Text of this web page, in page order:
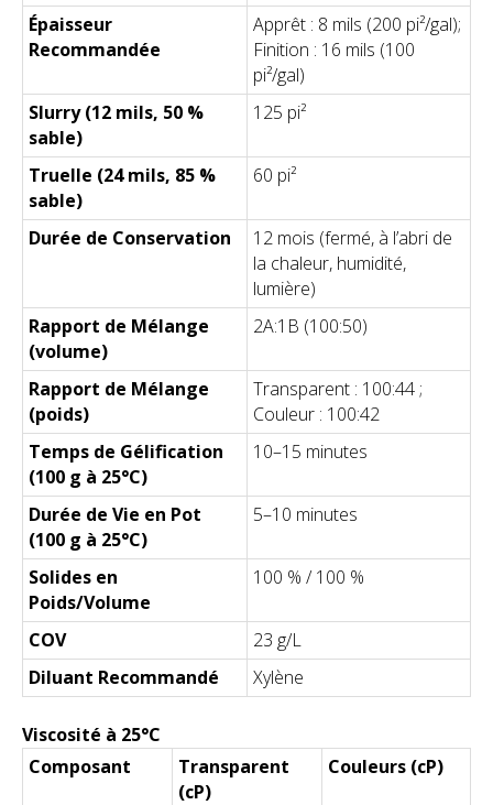
Épaisseur
Recommandée
Apprêt : 8 mils (200 pi²/gal);
Finition : 16 mils (100
pi²/gal)
Slurry (12 mils, 50 %
sable)
125 pi²
Truelle (24 mils, 85 %
sable)
60 pi²
Durée de Conservation
12 mois (fermé, à l’abri de
la chaleur, humidité,
lumière)
Rapport de Mélange
(volume)
2A:1B (100:50)
Rapport de Mélange
(poids)
Transparent : 100:44 ;
Couleur : 100:42
Temps de Gélification
(100 g à 25°C)
10–15 minutes
Durée de Vie en Pot
(100 g à 25°C)
5–10 minutes
Solides en
Poids/Volume
100 % / 100 %
COV
23 g/L
Diluant Recommandé
Xylène
Viscosité à 25°C
Composant
Transparent
(cP)
Couleurs (cP)